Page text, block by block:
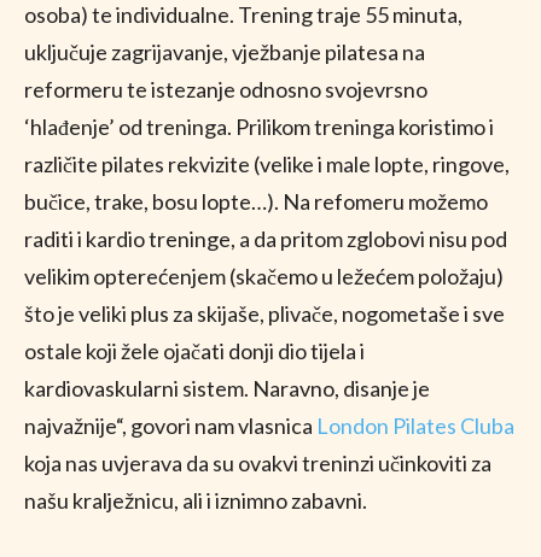
osoba) te individualne. Trening traje 55 minuta,
uključuje zagrijavanje, vježbanje pilatesa na
reformeru te istezanje odnosno svojevrsno
‘hlađenje’ od treninga. Prilikom treninga koristimo i
različite pilates rekvizite (velike i male lopte, ringove,
bučice, trake, bosu lopte…). Na refomeru možemo
raditi i kardio treninge, a da pritom zglobovi nisu pod
velikim opterećenjem (skačemo u ležećem položaju)
što je veliki plus za skijaše, plivače, nogometaše i sve
ostale koji žele ojačati donji dio tijela i
kardiovaskularni sistem. Naravno, disanje je
najvažnije“, govori nam vlasnica London Pilates Cluba
koja nas uvjerava da su ovakvi treninzi učinkoviti za
našu kralježnicu, ali i iznimno zabavni.